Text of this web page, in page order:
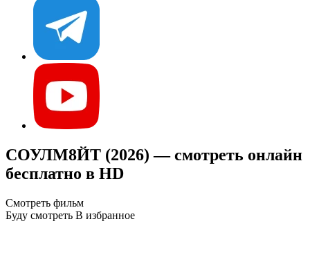
СОУЛМ8ЙТ (2026) — смотреть онлайн
бесплатно в HD
Смотреть фильм
Буду смотреть В избранное